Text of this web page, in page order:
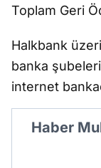
Toplam Geri
Halkbank
banka
internet
Haber